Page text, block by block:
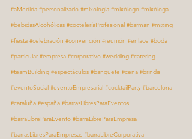
#aMedida #personalizado #mixología #mixólogo #mixóloga
#bebidasAlcohólicas #cocteleríaProfesional #barman #mixing
#fiesta #celebración #convención #reunión #enlace #boda
#particular #empresa #corporativo #wedding #catering
#teamBuilding #espectáculos #banquete #cena #brindis
#eventoSocial #eventoEmpresarial #cocktailParty #barcelona
#cataluña #españa #barrasLibresParaEventos
#barraLibreParaEvento #barraLibreParaEmpresa
#barrasLibresParaEmpresas #barraLibreCorporativa